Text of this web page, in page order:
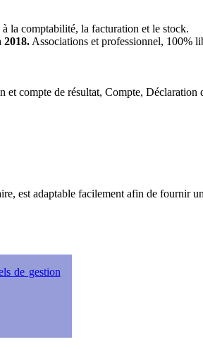
la comptabilité, la facturation et le stock.
2018.Associations et professionnel, 100%
et compte de résultat, Compte, Déclaration
est adaptable facilement afin de fournir
de gestion